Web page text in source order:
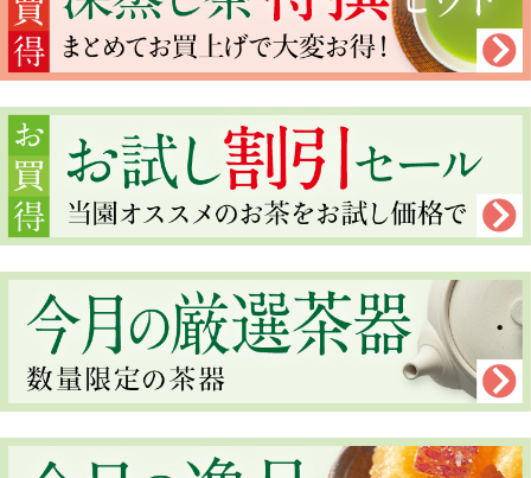
夏のお試し特撰セットや、夏の贈り物、今月の逸品、夏の厳選茶器をアップいたし
ましたので、ぜひお試しください。
本日(6/3)台風の影響で、停電しておりました。
現在(13時)は復旧しております。
ご迷惑をお掛けして、申し訳ございません。
2026年05月19日 新商品アップいたしました!
新茶 初夏のお得な特撰セット、今月の逸品、初夏の厳選茶器などをアップいたしま
したので、ぜひお試しください。
プレゼント終了のお知らせ
プレゼントの『ボタニカル深鉢』『抹茶オムレット』は大変ご好評の為、
終了いたしました。ご了承くださいませ。
代品としまして『若葉うつし深鉢』『きんつば』をご用意いたしました。
『とろろちりめん』『若葉うつし深鉢』『きんつば』よりお選びくださいませ。
新商品のお茶「遥かな余韻」、「雨桜の杜」や新茶特撰セット、美味しいお茶う
け、厳選茶器をアップいたしましたので、ぜひお試しください。